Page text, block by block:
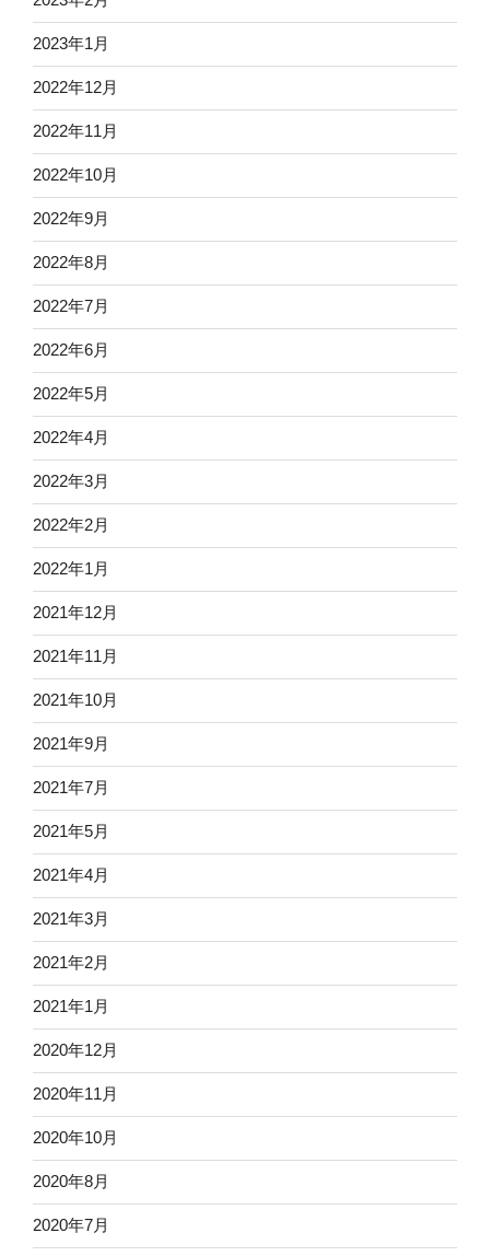
2023年1月
2022年12月
2022年11月
2022年10月
2022年9月
2022年8月
2022年7月
2022年6月
2022年5月
2022年4月
2022年3月
2022年2月
2022年1月
2021年12月
2021年11月
2021年10月
2021年9月
2021年7月
2021年5月
2021年4月
2021年3月
2021年2月
2021年1月
2020年12月
2020年11月
2020年10月
2020年8月
2020年7月